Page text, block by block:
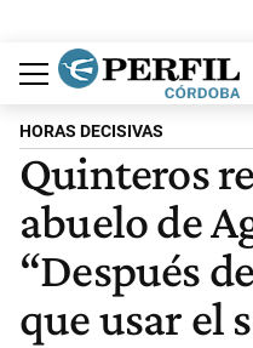
Política
Economía
Judiciales
Sociedad
Cultura
Espectáculos
Deportes
Protagonistas
HORAS DECISIVAS
Quinteros
abuelo de
“Después
que usar el